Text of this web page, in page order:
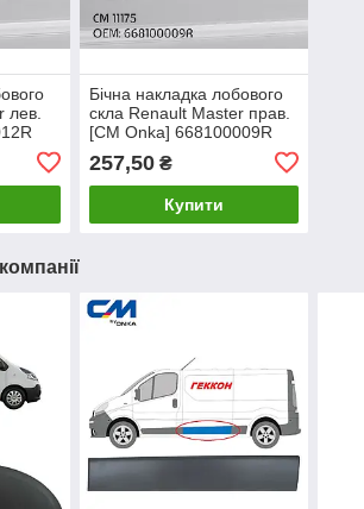
лев.
Бічна накладка лобового
скла Renault Master прав.
[СМ Onka] 668100009R
257,50₴
Купити